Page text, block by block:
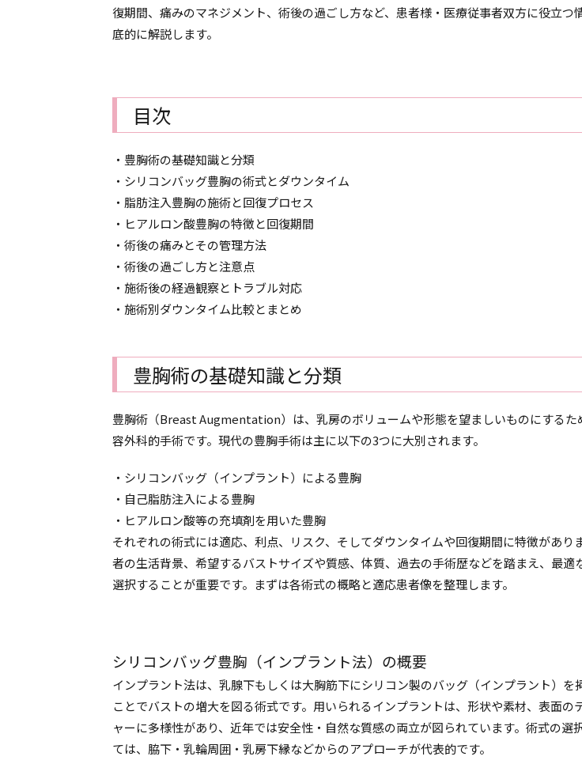
復期間、痛みのマネジメント、術後の過ごし方など、患者様・医療従事者双方に役立つ
底的に解説します。
目次
・豊胸術の基礎知識と分類
・シリコンバッグ豊胸の術式とダウンタイム
・脂肪注入豊胸の施術と回復プロセス
・ヒアルロン酸豊胸の特徴と回復期間
・術後の痛みとその管理方法
・術後の過ごし方と注意点
・施術後の経過観察とトラブル対応
・施術別ダウンタイム比較とまとめ
豊胸術の基礎知識と分類
豊胸術（Breast Augmentation）は、乳房のボリュームや形態を望ましいものにするた
容外科的手術です。現代の豊胸手術は主に以下の3つに大別されます。
・シリコンバッグ（インプラント）による豊胸
・自己脂肪注入による豊胸
・ヒアルロン酸等の充填剤を用いた豊胸
それぞれの術式には適応、利点、リスク、そしてダウンタイムや回復期間に特徴があり
者の生活背景、希望するバストサイズや質感、体質、過去の手術歴などを踏まえ、最適
選択することが重要です。まずは各術式の概略と適応患者像を整理します。
シリコンバッグ豊胸（インプラント法）の概要
インプラント法は、乳腺下もしくは大胸筋下にシリコン製のバッグ（インプラント）を
ことでバストの増大を図る術式です。用いられるインプラントは、形状や素材、表面の
ャーに多様性があり、近年では安全性・自然な質感の両立が図られています。術式の選
ては、脇下・乳輪周囲・乳房下縁などからのアプローチが代表的です。